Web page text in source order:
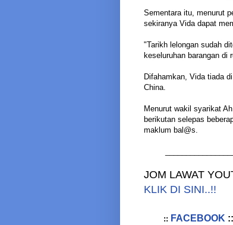
Sementara itu, menurut
sekiranya Vida dapat
"Tarikh lelongan sudah
keseluruhan barangan di
Difahamkan, Vida tiada
China.
Menurut wakil syarikat
berikutan selepas
maklum bal@s.
JOM LAWAT
KLIK DI SINI..!!
:: FACEBOOK ::